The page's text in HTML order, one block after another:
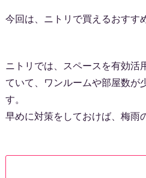
今回は、ニトリで買えるおすす
ニトリでは、スペースを有効活
ていて、ワンルームや部屋数が
す。
早めに対策をしておけば、梅雨